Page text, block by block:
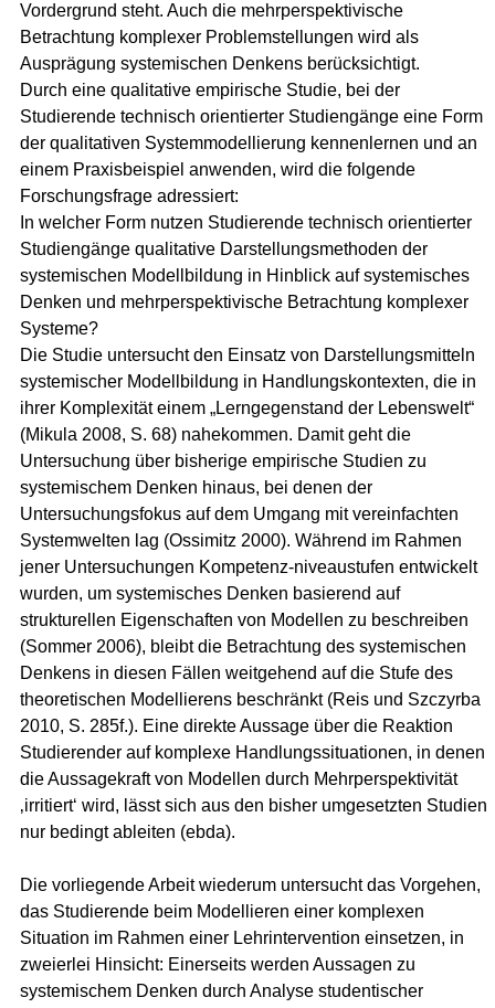
Vordergrund steht. Auch die mehrperspektivische
Betrachtung komplexer Problemstellungen wird als
Ausprägung systemischen Denkens berücksichtigt.
Durch eine qualitative empirische Studie, bei der
Studierende technisch orientierter Studiengänge eine Form
der qualitativen Systemmodellierung kennenlernen und an
einem Praxisbeispiel anwenden, wird die folgende
Forschungsfrage adressiert:
In welcher Form nutzen Studierende technisch orientierter
Studiengänge qualitative Darstellungsmethoden der
systemischen Modellbildung in Hinblick auf systemisches
Denken und mehrperspektivische Betrachtung komplexer
Systeme?
Die Studie untersucht den Einsatz von Darstellungsmitteln
systemischer Modellbildung in Handlungskontexten, die in
ihrer Komplexität einem „Lerngegenstand der Lebenswelt“
(Mikula 2008, S. 68) nahekommen. Damit geht die
Untersuchung über bisherige empirische Studien zu
systemischem Denken hinaus, bei denen der
Untersuchungsfokus auf dem Umgang mit vereinfachten
Systemwelten lag (Ossimitz 2000). Während im Rahmen
jener Untersuchungen Kompetenz-niveaustufen entwickelt
wurden, um systemisches Denken basierend auf
strukturellen Eigenschaften von Modellen zu beschreiben
(Sommer 2006), bleibt die Betrachtung des systemischen
Denkens in diesen Fällen weitgehend auf die Stufe des
theoretischen Modellierens beschränkt (Reis und Szczyrba
2010, S. 285f.). Eine direkte Aussage über die Reaktion
Studierender auf komplexe Handlungssituationen, in denen
die Aussagekraft von Modellen durch Mehrperspektivität
‚irritiert‘ wird, lässt sich aus den bisher umgesetzten Studien
nur bedingt ableiten (ebda).
Die vorliegende Arbeit wiederum untersucht das Vorgehen,
das Studierende beim Modellieren einer komplexen
Situation im Rahmen einer Lehrintervention einsetzen, in
zweierlei Hinsicht: Einerseits werden Aussagen zu
systemischem Denken durch Analyse studentischer